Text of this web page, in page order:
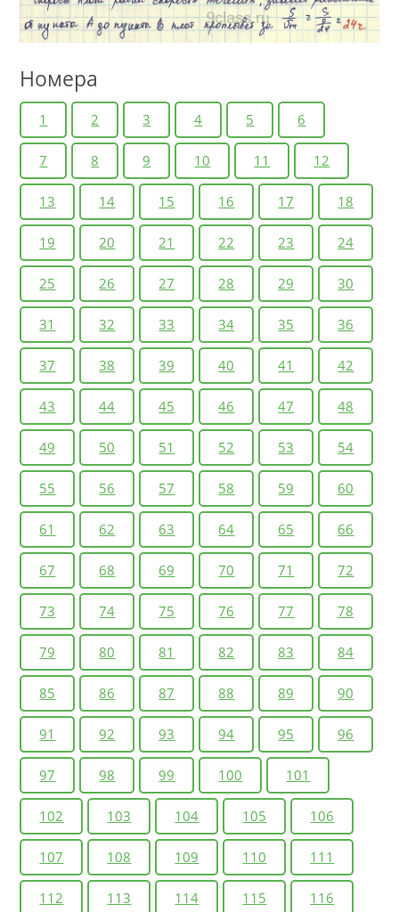
Номера
1 2 3 4 5 6
7 8 9 10 11 12
13 14 15 16 17 18
19 20 21 22 23 24
25 26 27 28 29 30
31 32 33 34 35 36
37 38 39 40 41 42
43 44 45 46 47 48
49 50 51 52 53 54
55 56 57 58 59 60
61 62 63 64 65 66
67 68 69 70 71 72
73 74 75 76 77 78
79 80 81 82 83 84
85 86 87 88 89 90
91 92 93 94 95 96
97 98 99 100 101
102 103 104 105 106
107 108 109 110 111
112 113 114 115 116